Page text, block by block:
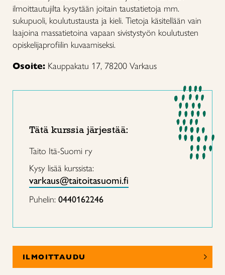
ilmoittautujilta kysytään joitain taustatietoja mm.
sukupuoli, koulutustausta ja kieli. Tietoja käsitellään vain
laajoina massatietoina vapaan sivistystyön koulutusten
opiskelijaprofiilin kuvaamiseksi.
Osoite: Kauppakatu 17, 78200 Varkaus
Tätä kurssia järjestää:
Taito Itä-Suomi ry
Kysy lisää kurssista:
varkaus@taitoitasuomi.fi
Puhelin: 0440162246
ILMOITTAUDU